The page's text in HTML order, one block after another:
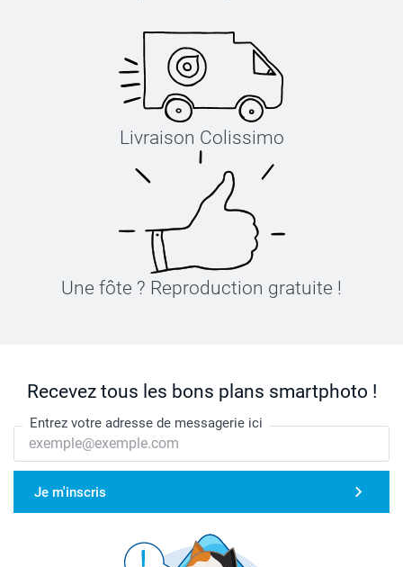
Livraison Colissimo
Une fôte ? Reproduction gratuite !
Recevez tous les bons plans smartphoto !
Entrez votre adresse de messagerie ici
Je m'inscris